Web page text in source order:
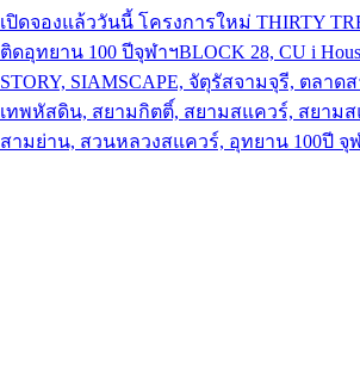
เปิดจองแล้ววันนี้ โครงการใหม่ THIRTY
ติดอุทยาน 100 ปีจุฬาฯBLOCK 28, CU i
STORY, SIAMSCAPE, จัตุรัสจามจุรี, ตลาด
เทพหัสดิน, สยามกิตติ์, สยามสแควร์, สยาม
สามย่าน, สวนหลวงสแควร์, อุทยาน 100ปี จุ